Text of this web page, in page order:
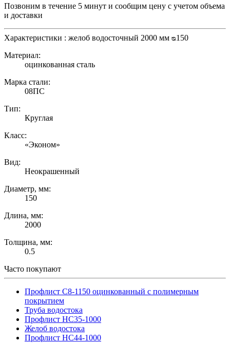
Позвоним в течение 5 минут и сообщим цену с учетом объема
и доставки
Характеристики : желоб водосточный 2000 мм ᴓ150
Материал:
оцинкованная сталь
Марка стали:
08ПС
Тип:
Круглая
Класс:
«Эконом»
Вид:
Неокрашенный
Диаметр, мм:
150
Длина, мм:
2000
Толщина, мм:
0.5
Часто покупают
Профлист С8-1150 оцинкованный с полимерным
покрытием
Труба водостока
Профлист НС35-1000
Желоб водостока
Профлист НС44-1000